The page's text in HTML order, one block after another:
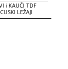
i KAUČI TDF
LEŽAJI